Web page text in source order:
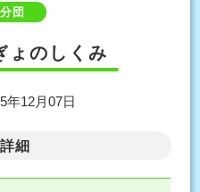
団
ょのしくみ
年12月07日
細